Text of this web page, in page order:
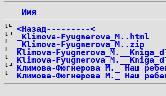
...
Имя
<Назад---------<
_Klimova-Fyugnerova_M..html
_Klimova-Fyugnerova_M..zip
Klimova-
Klimova-
Климова-Фюгнерова М._ Наш
Климова-Фюгнерова М._ Наш